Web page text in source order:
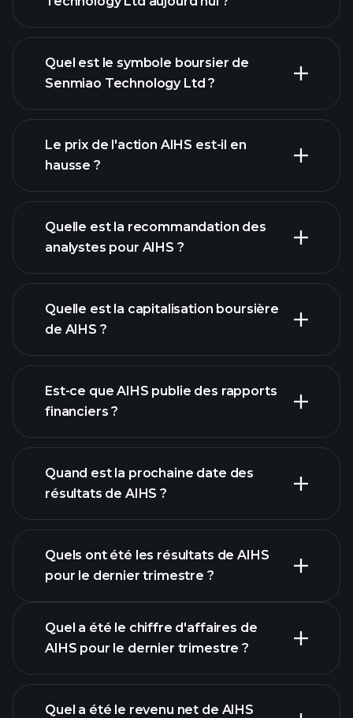
graphique avancé
Quel est le symbole boursier de
Senmiao Technology Ltd ?
Le prix de l'action AIHS est-il en
hausse ?
graphique de AIHS
Quelle est la recommandation des
analystes pour AIHS ?
Quelle est la capitalisation boursière
de AIHS ?
notre
liste d'actions
Est-ce que AIHS publie des rapports
financiers ?
finances de
AIHS
Quand est la prochaine date des
résultats de AIHS ?
Quels ont été les résultats de AIHS
pour le dernier trimestre ?
Quel a été le chiffre d'affaires de
AIHS pour le dernier trimestre ?
Quel a été le revenu net de AIHS